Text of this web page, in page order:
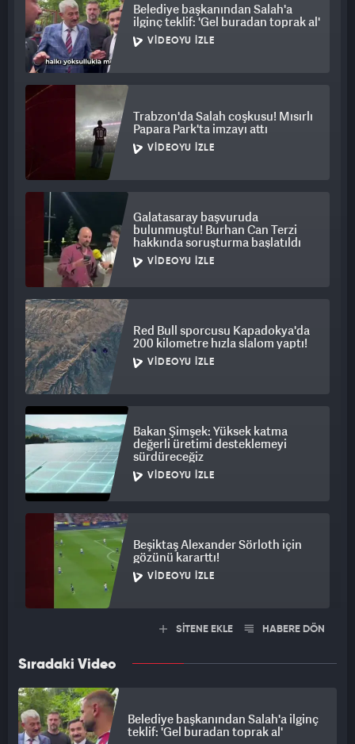
Belediye başkanından Salah'a
ilginç teklif: 'Gel buradan toprak al'
VIDEOYU İZLE
Trabzon'da Salah coşkusu! Mısırlı
Papara Park'ta imzayı attı
VIDEOYU İZLE
Galatasaray başvuruda
bulunmuştu! Burhan Can Terzi
hakkında soruşturma başlatıldı
VIDEOYU İZLE
Red Bull sporcusu Kapadokya'da
200 kilometre hızla slalom yaptı!
VIDEOYU İZLE
Bakan Şimşek: Yüksek katma
değerli üretimi desteklemeyi
sürdüreceğiz
VIDEOYU İZLE
Beşiktaş Alexander Sörloth için
gözünü kararttı!
VIDEOYU İZLE
SİTENE EKLE HABERE DÖN
Sıradaki Video
Belediye başkanından Salah'a ilginç
teklif: 'Gel buradan toprak al'